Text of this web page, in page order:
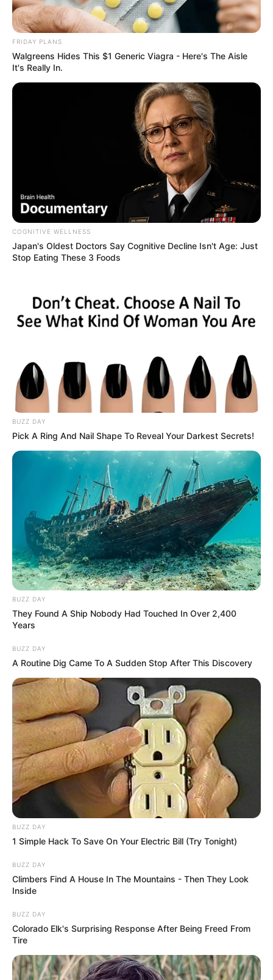
FRIDAY PLANS
Walgreens Hides This $1 Generic Viagra - Here's The Aisle
It's Really In.
COGNITIVE WELLNESS
Japan's Oldest Doctors Say Cognitive Decline Isn't Age: Just
Stop Eating These 3 Foods
BUZZ DAY
Pick A Ring And Nail Shape To Reveal Your Darkest Secrets!
BUZZ DAY
They Found A Ship Nobody Had Touched In Over 2,400
Years
BUZZ DAY
A Routine Dig Came To A Sudden Stop After This Discovery
BUZZ DAY
1 Simple Hack To Save On Your Electric Bill (Try Tonight)
BUZZ DAY
Climbers Find A House In The Mountains - Then They Look
Inside
BUZZ DAY
Colorado Elk's Surprising Response After Being Freed From
Tire